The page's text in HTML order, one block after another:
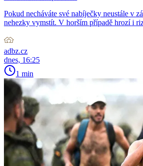
Pokud necháváte své nabíječky neustále v
nehezky vymstít. V horším případě hrozí i
adbz.cz
dnes, 16:25
1 min